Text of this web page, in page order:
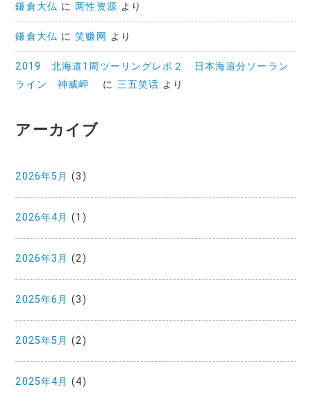
鎌倉大仏 に两性资源 より
鎌倉大仏 に笑赚网 より
2019 北海道1周ツーリングレポ２ 日本海追分ソーラン
ライン 神威岬
に 三五笑话 より
アーカイブ
2026年5月 (3)
2026年4月 (1)
2026年3月 (2)
2025年6月 (3)
2025年5月 (2)
2025年4月 (4)